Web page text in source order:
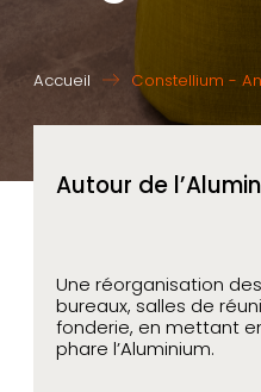
Accueil Constellium -
Autour de
Une réorganisation
bureaux, salles de
fonderie, en mettant
phare l’Aluminium.